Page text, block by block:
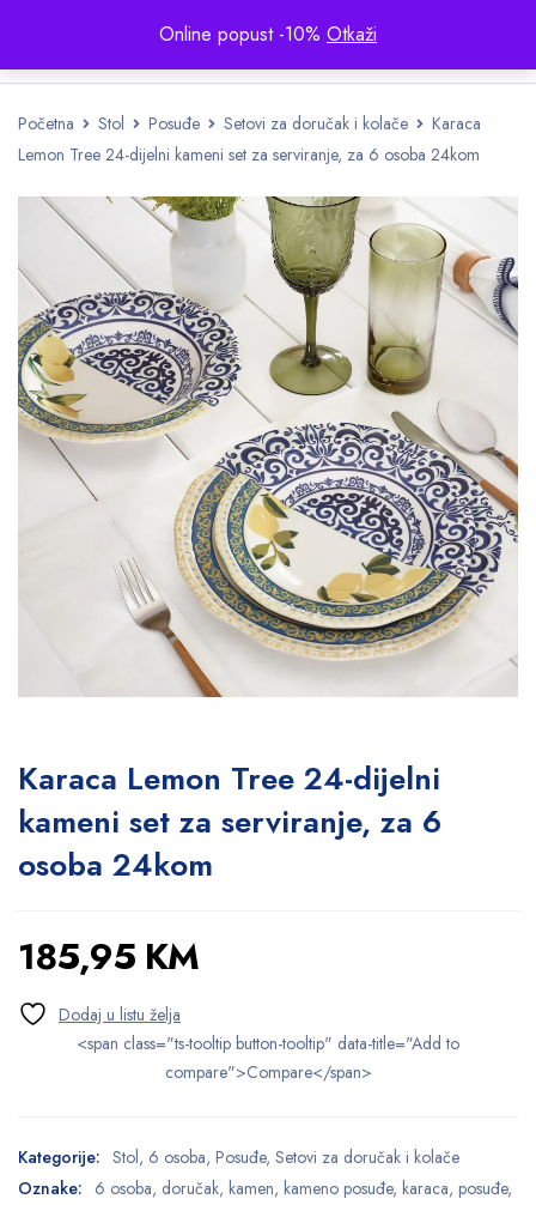
Online popust -10% Otkaži
Početna Stol Posuđe Setovi za doručak i kolače
Karaca
Lemon Tree 24-dijelni kameni set za serviranje, za 6 osoba 24kom
Karaca Lemon Tree 24-dijelni
kameni set za serviranje, za 6
osoba 24kom
185,95 KM
<span class="ts-tooltip button-tooltip" data-title="Add to
compare">Compare</span>
Kategorije: Stol, 6 osoba, Posuđe, Setovi za doručak i kolače
Oznake: 6 osoba, doručak, kamen, kameno posuđe, karaca, posuđe,